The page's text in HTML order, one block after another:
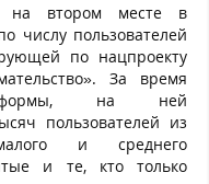
на втором месте в
числу пользователей
по нацпроекту
За время
на ней
пользователей из
и среднего
и те, кто только